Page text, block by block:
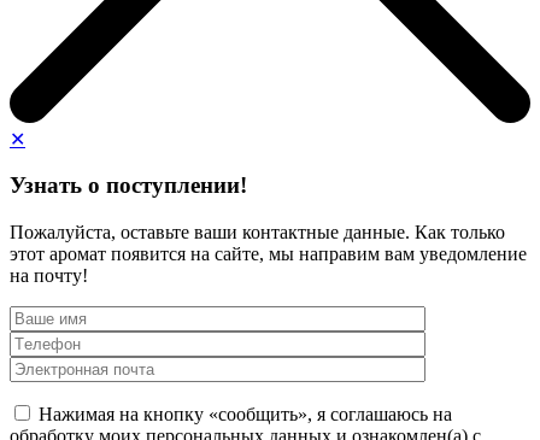
✕
Узнать о поступлении!
Пожалуйста, оставьте ваши контактные данные. Как только
этот аромат появится на сайте, мы направим вам уведомление
на почту!
Нажимая на кнопку «сообщить», я соглашаюсь на
обработку моих персональных данных и ознакомлен(а) с